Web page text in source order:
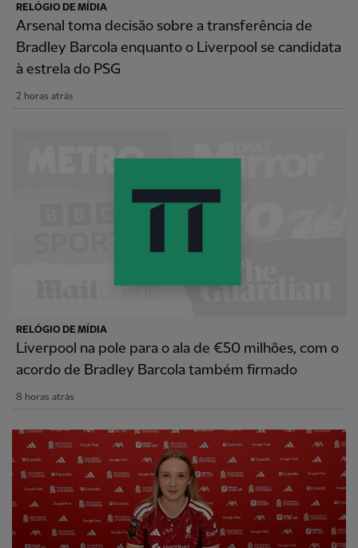
RELÓGIO DE MÍDIA
Arsenal toma decisão sobre a transferência de
Bradley Barcola enquanto o Liverpool se candidata
à estrela do PSG
2 horas atrás
RELÓGIO DE MÍDIA
Liverpool na pole para o ala de €50 milhões, com o
acordo de Bradley Barcola também firmado
8 horas atrás